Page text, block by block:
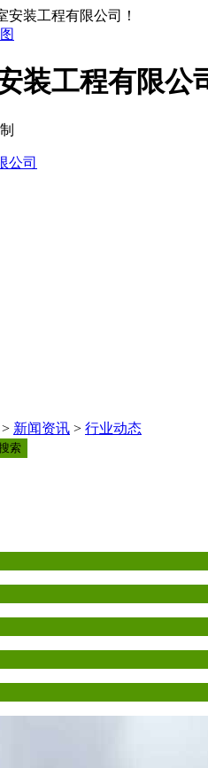
装工程有限公司！
装工程有限公
> 新闻资讯 > 行业动态
索